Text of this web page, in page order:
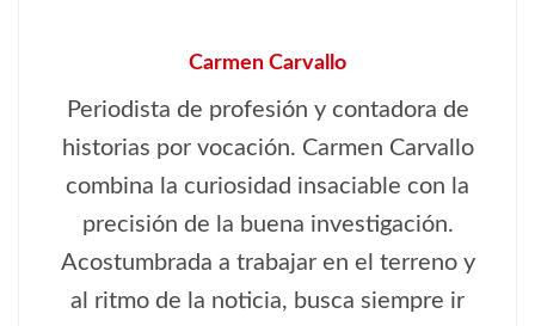
Carmen Carvallo
Periodista de profesión y contadora de
historias por vocación. Carmen Carvallo
combina la curiosidad insaciable con la
precisión de la buena investigación.
Acostumbrada a trabajar en el terreno y
al ritmo de la noticia, busca siempre ir